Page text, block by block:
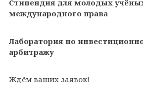
Стипендия для молодых
международного права
Лаборатория по
арбитражу
Ждём ваших заявок!